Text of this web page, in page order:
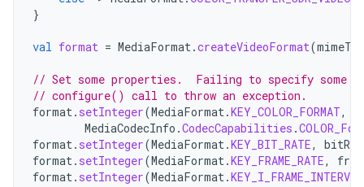
}
val format = MediaFormat.createVideoFormat(
// Set some properties.  Failing to specify some of
// configure() call to throw an exception.
format. setInteger(MediaFormat.KEY_COLOR_FORMAT,
MediaCodecInfo .CodecCapabilities .
format. setInteger(MediaFormat.KEY_BIT_RATE,
format. setInteger(MediaFormat.KEY_FRAME_RATE,
format. setInteger(MediaFormat.KEY_I_FRAME_INTERVAL